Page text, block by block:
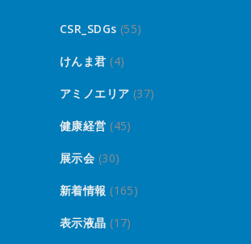
CSR_SDGs (55)
けんま君 (4)
アミノエリア (37)
健康経営 (45)
展示会 (30)
新着情報 (165)
表示液晶 (17)